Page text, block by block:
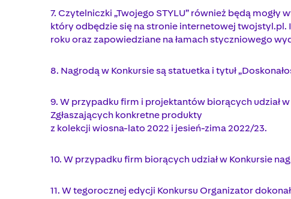
7. Czytelniczki „Twojego STYLU” również będą
który odbędzie się na stronie internetowej twojstyl.pl.
roku oraz zapowiedziane na łamach styczniowego
8. Nagrodą w Konkursie są statuetka i tytuł
9. W przypadku firm i projektantów biorących udział
Zgłaszających konkretne produkty
z kolekcji wiosna-lato 2022 i jesień-zima 2022/23.
10. W przypadku firm biorących udział w Konkursie
11. W tegorocznej edycji Konkursu Organizator